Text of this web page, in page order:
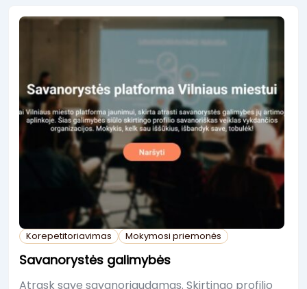
Korepetitoriavimas Mokymosi priemonės
Savanorystės galimybės
Atrask save savanoriaudamas. Skirtingo profilio